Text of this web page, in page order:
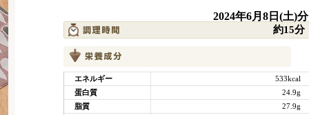
2024年6月8日(土)分
約15分
エネルギー
533kcal
蛋白質
24.9g
脂質
27.9g